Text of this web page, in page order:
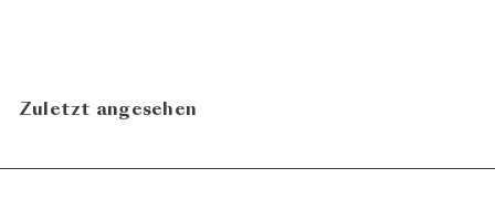
Zuletzt angesehen